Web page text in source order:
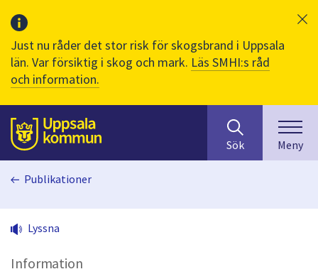
Just nu råder det stor risk för skogsbrand i Uppsala
län. Var försiktig i skog och mark. Läs SMHI:s råd
och information.
Till sidans
huvudinnehåll
efter
innehåll
på
Sök Meny
Publikationer
Lyssna
Information